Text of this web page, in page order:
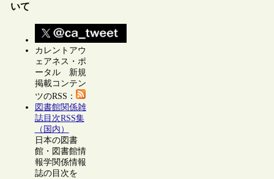
いて
カレントアウ
ェアネス・ポ
ータル 新規
掲載コンテン
ツのRSS：
図書館関係雑
誌目次RSS集
（国内）
日本の図書
館・図書館情
報学関係情報
誌の目次を